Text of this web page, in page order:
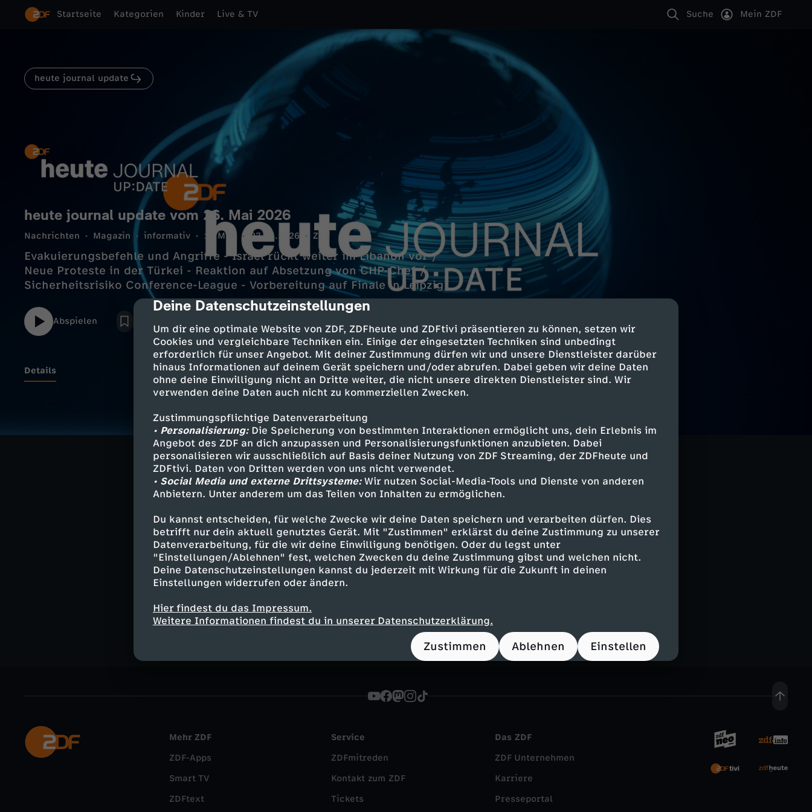
cmp-dialog-description
Deine Datenschutzeinstellungen
Um dir eine optimale Website von ZDF, ZDFheute und ZDFtivi präsentieren zu können, setzen wir
Cookies und vergleichbare Techniken ein. Einige der eingesetzten Techniken sind unbedingt
erforderlich für unser Angebot. Mit deiner Zustimmung dürfen wir und unsere Dienstleister darüber
hinaus Informationen auf deinem Gerät speichern und/oder abrufen. Dabei geben wir deine Daten
ohne deine Einwilligung nicht an Dritte weiter, die nicht unsere direkten Dienstleister sind. Wir
verwenden deine Daten auch nicht zu kommerziellen Zwecken.
Zustimmungspflichtige Datenverarbeitung
• Personalisierung:Die Speicherung von bestimmten Interaktionen ermöglicht uns, dein Erlebnis im
Angebot des ZDF an dich anzupassen und Personalisierungsfunktionen anzubieten. Dabei
personalisieren wir ausschließlich auf Basis deiner Nutzung von ZDF Streaming, der ZDFheute und
ZDFtivi. Daten von Dritten werden von uns nicht verwendet.
• Social Media und externe Drittsysteme:Wir nutzen Social-Media-Tools und Dienste von anderen
Anbietern. Unter anderem um das Teilen von Inhalten zu ermöglichen.
Du kannst entscheiden, für welche Zwecke wir deine Daten speichern und verarbeiten dürfen. Dies
betrifft nur dein aktuell genutztes Gerät. Mit "Zustimmen" erklärst du deine Zustimmung zu unserer
Datenverarbeitung, für die wir deine Einwilligung benötigen. Oder du legst unter
"Einstellungen/Ablehnen" fest, welchen Zwecken du deine Zustimmung gibst und welchen nicht.
Deine Datenschutzeinstellungen kannst du jederzeit mit Wirkung für die Zukunft in deinen
Einstellungen widerrufen oder ändern.
Hier findest du das Impressum.
Weitere Informationen findest du in unserer Datenschutzerklärung.
Zustimmen Ablehnen Einstellen
Startseite Kategorien Kinder Live & TV Suche Mein ZDF
heute journal update
heute journal update vom 26. Mai 2026
Nachrichten Magazin informativ 18 Min. 27.05.2026 ZDF
Evakuierungsbefehle und Angriffe - Israel rückt weiter im Libanon vor /
Neue Proteste in der Türkei - Reaktion auf Absetzung von CHP-Chef /
Sicherheitsrisiko Conference-League - Vorbereitung auf Finale in Leipzig
Abspielen
Details
Evakuierungsbefehle und Angriffe
Israel rückt weiter im Libanon vor
Neue Proteste in der Türkei
Reaktion auf Absetzung von CHP-Chef
Sicherheitsrisiko Conference-League
Vorbereitung auf Finale in Leipzig
Ähnliche Inhalte entdecken
Nachrichten
Mehr ZDF
ZDF-Apps
Smart TV
ZDFtext
Service
ZDFmitreden
Kontakt zum ZDF
Tickets
Das ZDF
ZDF Unternehmen
Karriere
Presseportal